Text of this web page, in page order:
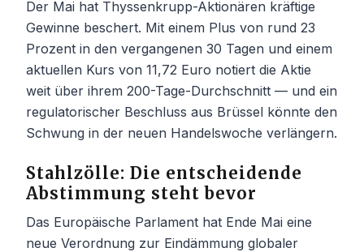
Der Mai hat Thyssenkrupp-Aktionären kräftige
Gewinne beschert. Mit einem Plus von rund 23
Prozent in den vergangenen 30 Tagen und einem
aktuellen Kurs von 11,72 Euro notiert die Aktie
weit über ihrem 200-Tage-Durchschnitt — und ein
regulatorischer Beschluss aus Brüssel könnte den
Schwung in der neuen Handelswoche verlängern.
Stahlzölle: Die entscheidende
Abstimmung steht bevor
Das Europäische Parlament hat Ende Mai eine
neue Verordnung zur Eindämmung globaler